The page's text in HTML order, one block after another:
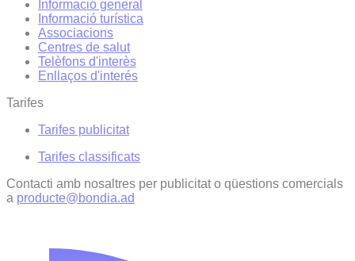
Informació general
Informació turística
Associacions
Centres de salut
Telèfons d'interès
Enllaços d'interés
Tarifes
Tarifes publicitat
Tarifes classificats
Contacti amb nosaltres per publicitat o qüestions comercials
a producte@bondia.ad